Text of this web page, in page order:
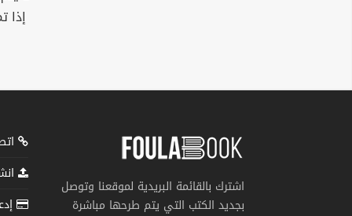
إذا
اشترك بالقائمة البريدية لموقعنا وتوصل
بجديد الكتب التي يتم طرحها مباشرة